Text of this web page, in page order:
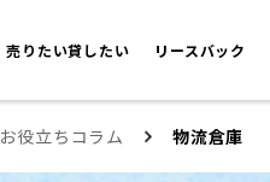
売りたい貸したい リースバック
お役立ちコラム 物流倉庫